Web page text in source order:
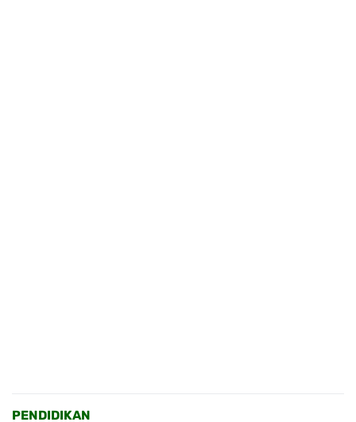
PENDIDIKAN